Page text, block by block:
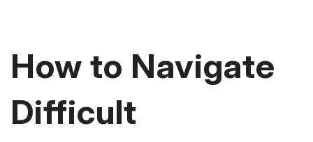
How to Navigate
Difficult